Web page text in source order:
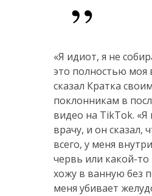
«Я идиот, я не
это полностью моя
сказал Кратка своим
поклонникам в
видео на TikTok. «Я
врачу, и он сказал,
всего, у меня
червь или какой-то
хожу в ванную без
меня убивает